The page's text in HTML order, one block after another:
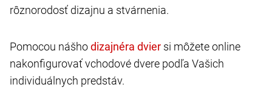
rôznorodosť dizajnu a stvárnenia.
Pomocou nášho
si môžete online
nakonfigurovať vchodové dvere podľa Vašich
individuálnych predstáv.